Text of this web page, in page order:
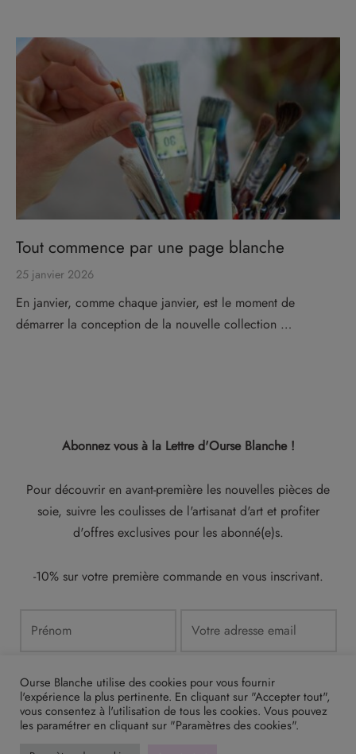
Tout commence par une page blanche
25 janvier 2026
En janvier, comme chaque janvier, est le moment de
démarrer la conception de la nouvelle collection …
Abonnez vousà la Lettre d'Ourse Blanche !
Pour découvrir en avant-première les nouvelles pièces de
soie, suivre les coulisses de l'artisanat d'art et profiter
d'offres exclusives pour les abonné(e)s.
-10% sur votre première commande en vous inscrivant.
Ourse Blanche utilise des cookies pour vous fournir
l'expérience la plus pertinente. En cliquant sur "Accepter tout",
vous consentez à l'utilisation de tous les cookies. Vous pouvez
les paramétrer en cliquant sur "Paramètres des cookies".